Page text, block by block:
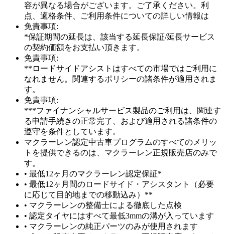
容が異なる場合がございます。ご了承ください。利
点、適格条件、ご利用条件についての詳しい情報は
免責事項:
*保証期間の延長は、該当する延長保証/延長サービス
の契約価額をお支払い頂きます。
免責事項:
**ロードサイドアシストはすべての市場ではご利用に
なれません。関連するポリシーの諸条件が適用されま
す。
免責事項:
***ファイナンシャルサービス製品のご利用は、関連す
る申請手続きの正常完了、および適用される諸条件の
遵守を条件としています。
マクラーレン認定中古車プログラムのすべてのメリッ
トを提供できるのは、マクラーレン正規販売店のみで
す。
• 最低12ヶ月のマクラーレン認定保証*
• 最低12ヶ月間のロードサイド・アシスタント（必要
に応じて目的地までの移動込み）**
• マクラーレンの整備士による徹底した点検
• 認定タイヤにはすべて最低3mmの溝が入っています
• マクラーレンの純正パーツのみが使用されます